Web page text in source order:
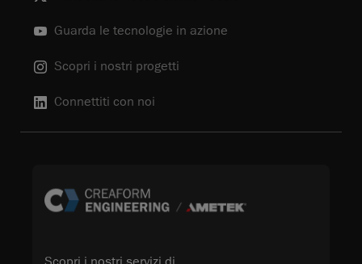
Guarda le tecnologie in azione
Scopri i nostri progetti
Connettiti con noi